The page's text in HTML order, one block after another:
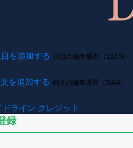
を追加する 項目の編集履歴（12276）
を追加する 例文の編集履歴（3664）
ライン クレジット
録